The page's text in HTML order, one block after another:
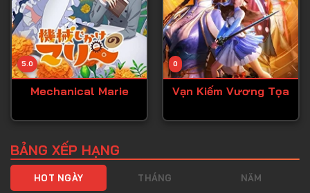
Tập 45
Tập 46
Tập 47
Tập 49
5.0
Mechanical Marie
0
Vạn Kiếm Vương Tọa
BẢNG XẾP HẠNG
HOT NGÀY THÁNG NĂM